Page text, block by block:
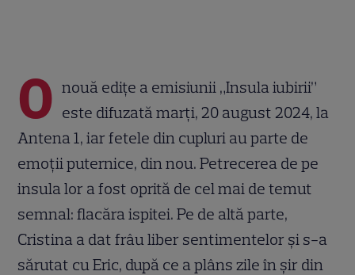
O nouă edițe a emisiunii „Insula iubirii”
este difuzată marți, 20 august 2024, la
Antena 1, iar fetele din cupluri au parte de
emoții puternice, din nou. Petrecerea de pe
insula lor a fost oprită de cel mai de temut
semnal: flacăra ispitei. Pe de altă parte,
Cristina a dat frâu liber sentimentelor și s-a
sărutat cu Eric, după ce a plâns zile în șir din